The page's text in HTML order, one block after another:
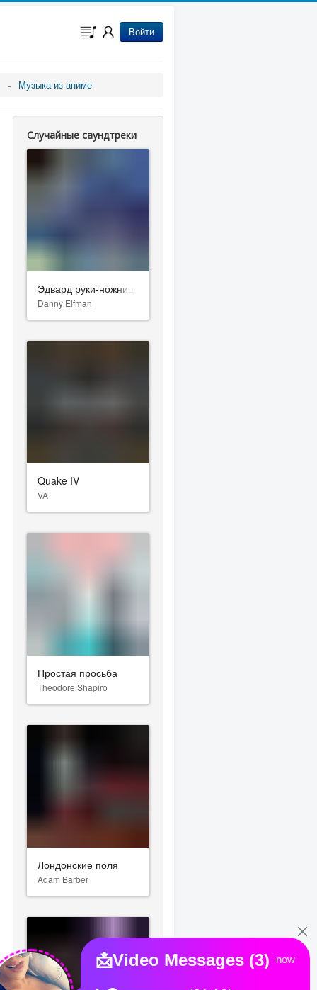
Войти
Музыка из аниме
Случайные саундтреки
Эдвард руки-ножницы
Danny Elfman
Quake IV
VA
Простая просьба
Theodore Shapiro
Лондонские поля
Adam Barber